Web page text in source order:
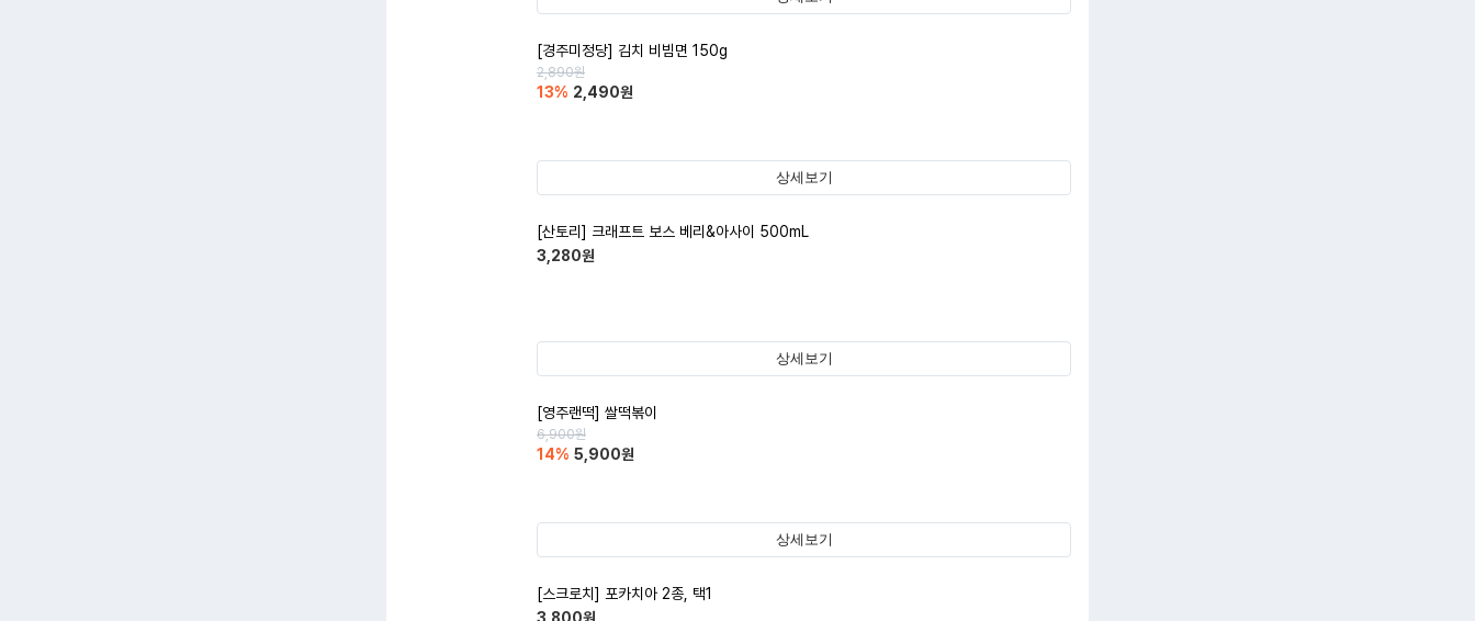
[경주미정당] 김치 비빔면 150g
2,890원
13% 2,490원
상세보기
[산토리] 크래프트 보스 베리&아사이 500mL
3,280원
상세보기
[영주랜떡] 쌀떡볶이
6,900원
14% 5,900원
상세보기
[스크로치] 포카치아 2종, 택1